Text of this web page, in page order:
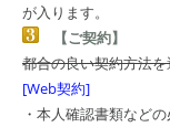
が入ります。
【ご契約】
都合の良い契約方法
[Web契約]
・本人確認書類など